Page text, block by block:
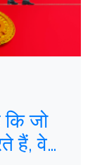
जो
हैं, वे